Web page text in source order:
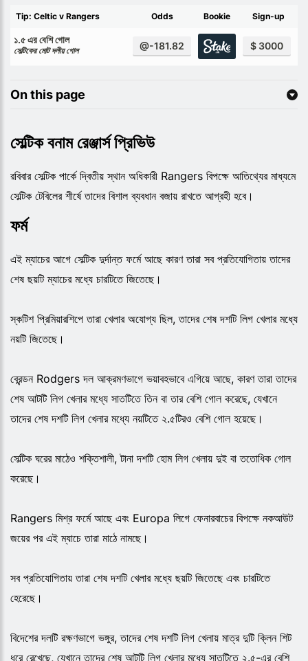
Tip: Celtic v Rangers Odds Bookie Sign-up
১.৫ এর বেশি গোল
সেল্টিকের মোট দলীয় গোল @-181.82 $ 3000
On this page
সেল্টিক বনাম রেঞ্জার্স প্রিভিউ
রবিবার সেল্টিক পার্কে দ্বিতীয় স্থান অধিকারী Rangers বিপক্ষে আতিথ্যের মাধ্যমে
সেল্টিক টেবিলের শীর্ষে তাদের বিশাল ব্যবধান বজায় রাখতে আগ্রহী হবে।
ফর্ম
এই ম্যাচের আগে সেল্টিক দুর্দান্ত ফর্মে আছে কারণ তারা সব প্রতিযোগিতায় তাদের
শেষ ছয়টি ম্যাচের মধ্যে চারটিতে জিতেছে।
স্কটিশ প্রিমিয়ারশিপে তারা খেলার অযোগ্য ছিল, তাদের শেষ দশটি লিগ খেলার মধ্যে
নয়টি জিতেছে।
ব্রেন্ডন Rodgers দল আক্রমণভাগে ভয়াবহভাবে এগিয়ে আছে, কারণ তারা তাদের
শেষ আটটি লিগ খেলার মধ্যে সাতটিতে তিন বা তার বেশি গোল করেছে, যেখানে
তাদের শেষ দশটি লিগ খেলার মধ্যে নয়টিতে ২.৫টিরও বেশি গোল হয়েছে।
সেল্টিক ঘরের মাঠেও শক্তিশালী, টানা দশটি হোম লিগ খেলায় দুই বা ততোধিক গোল
করেছে।
Rangers মিশ্র ফর্মে আছে এবং Europa লিগে ফেনারবাচের বিপক্ষে নকআউট
জয়ের পর এই ম্যাচে তারা মাঠে নামছে।
সব প্রতিযোগিতায় তারা শেষ দশটি খেলার মধ্যে ছয়টি জিতেছে এবং চারটিতে
হেরেছে।
বিদেশের দলটি রক্ষণভাগে ভঙ্গুর, তাদের শেষ দশটি লিগ খেলায় মাত্র দুটি ক্লিন শিট
ধরে রেখেছে, যেখানে তাদের শেষ আটটি লিগ খেলার মধ্যে সাতটিতে ২.৫-এর বেশি